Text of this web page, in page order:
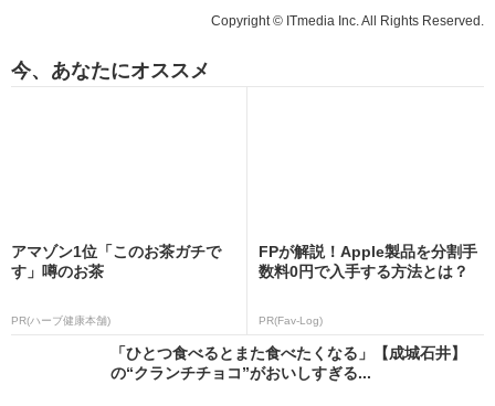
Copyright © ITmedia Inc. All Rights Reserved.
今、あなたにオススメ
アマゾン1位「このお茶ガチで
す」噂のお茶
PR(ハーブ健康本舗)
FPが解説！Apple製品を分割手
数料0円で入手する方法とは？
PR(Fav-Log)
「ひとつ食べるとまた食べたくなる」【成城石井】
の“クランチチョコ”がおいしすぎる...